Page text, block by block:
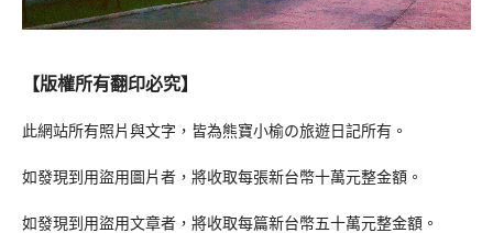
【版權所有翻印必究】
此網站所有照片與文字，皆為熊寶小榆の旅遊日記所有。
如發現到用盜用圖片者，將收取每張新台幣十萬元整金額。
如發現到用盜用文章者，將收取每篇新台幣五十萬元整金額。